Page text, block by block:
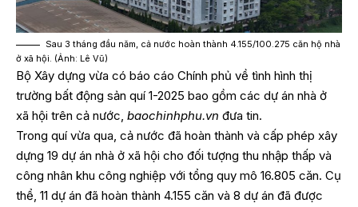
Sau 3 tháng đầu năm, cả nước hoàn thành 4.155/100.275 căn hộ nhà
ở xã hội. (Ảnh: Lê Vũ)
Bộ Xây dựng vừa có báo cáo Chính phủ về tình hình thị
trường bất động sản quí 1-2025 bao gồm các dự án nhà ở
xã hội trên cả nước, baochinhphu.vn đưa tin.
Trong quí vừa qua, cả nước đã hoàn thành và cấp phép xây
dựng 19 dự án nhà ở xã hội cho đối tượng thu nhập thấp và
công nhân khu công nghiệp với tổng quy mô 16.805 căn. Cụ
thể, 11 dự án đã hoàn thành 4.155 căn và 8 dự án đã được